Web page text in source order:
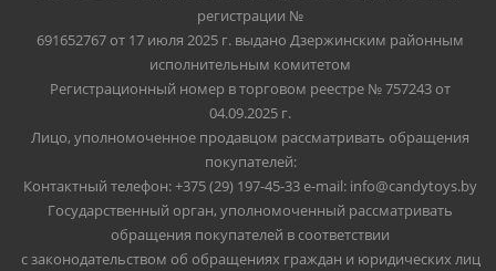
регистрации №
691652767 от 17 июля 2025 г. выдано Дзержинским районным
исполнительным комитетом
Регистрационный номер в торговом реестре № 757243 от
04.09.2025 г.
Лицо, уполномоченное продавцом рассматривать обращения
покупателей:
Контактный телефон: +375 (29) 197-45-33 e-mail: info@candytoys.by
Государственный орган, уполномоченный рассматривать
обращения покупателей в соответствии
с законодательством об обращениях граждан и юридических лиц